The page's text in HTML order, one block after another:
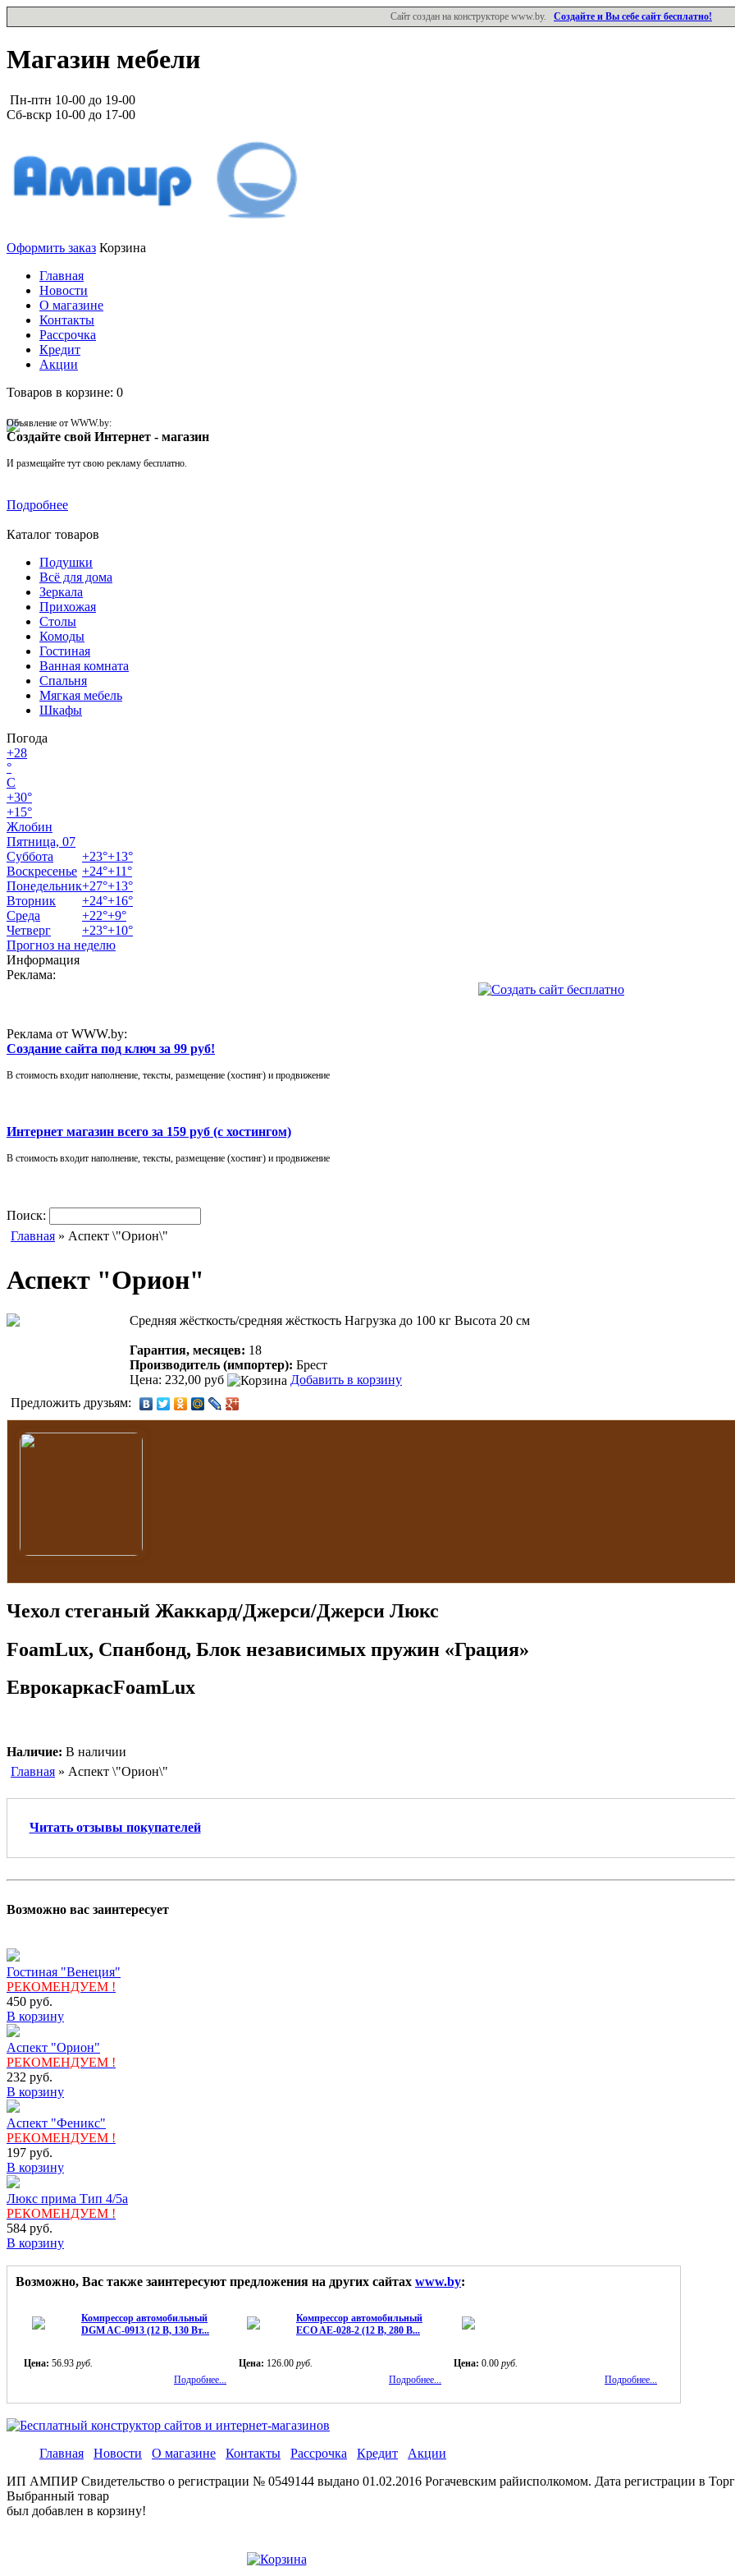
Сайт создан на конструкторе www.by. Создайте и Вы себе сайт бесплатно!
Магазин мебели
Пн-птн 10-00 до 19-00
Сб-вскр 10-00 до 17-00
Оформить заказ Корзина
Главная
Новости
О магазине
Контакты
Рассрочка
Кредит
Акции
Товаров в корзине: 0
Объявление от WWW.by:
Создайте свой Интернет - магазин
И размещайте тут свою рекламу бесплатно.
Подробнее
Каталог товаров
Подушки
Всё для дома
Зеркала
Прихожая
Столы
Комоды
Гостиная
Ванная комната
Спальня
Мягкая мебель
Шкафы
Погода
+28
°
C
+30°
+15°
Жлобин
Пятница, 07
Суббота
+23°+13°
Воскресенье +24°+11°
Понедельник+27°+13°
Вторник
+24°+16°
Среда
+22°+9°
Четверг
+23°+10°
Прогноз на неделю
Информация
Реклама:
Реклама от WWW.by:
Создание сайта под ключ за 99 руб!
В стоимость входит наполнение, тексты, размещение (хостинг) и продвижение
Интернет магазин всего за 159 руб (с хостингом)
В стоимость входит наполнение, тексты, размещение (хостинг) и продвижение
Поиск:
Главная » Аспект \"Орион\"
Аспект "Орион"
Средняя жёсткость/средняя жёсткость Нагрузка до 100 кг Высота 20 см
Гарантия, месяцев: 18
Производитель (импортер): Брест
Цена: 232,00 руб
Добавить в корзину
Предложить друзьям:
Чехол стеганый Жаккард/Джерси/Джерси Люкс
FoamLux, Спанбонд, Блок независимых пружин «Грация»
ЕврокаркасFoamLux
Наличие: В наличии
Главная » Аспект \"Орион\"
Читать отзывы покупателей
Возможно вас заинтересует
Гостиная "Венеция"
РЕКОМЕНДУЕМ !
450 руб.
В корзину
Аспект "Орион"
РЕКОМЕНДУЕМ !
232 руб.
В корзину
Аспект "Феникс"
РЕКОМЕНДУЕМ !
197 руб.
В корзину
Люкс прима Тип 4/5а
РЕКОМЕНДУЕМ !
584 руб.
В корзину
Возможно, Вас также заинтересуют предложения на других сайтах www.by:
Компрессор автомобильный
DGM AC-0913 (12 В, 130 Вт...
Цена: 56.93 руб.
Подробнее...
Компрессор автомобильный
ECO AE-028-2 (12 В, 280 В...
Цена: 126.00 руб.
Подробнее...
Цена: 0.00 руб.
Подробнее...
Главная Новости О магазине Контакты Рассрочка Кредит
Акции
ИП АМПИР Свидетельство о регистрации № 0549144 выдано 01.02.2016 Рогачевским райисполкомом. Дата регистрации в
Выбранный товар
был добавлен в корзину!